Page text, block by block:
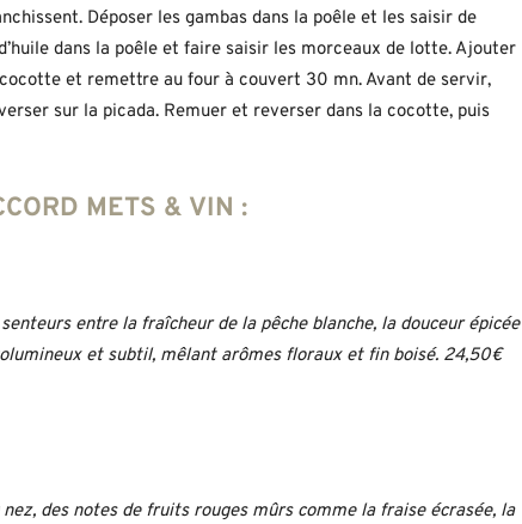
Déposer les gambas dans la poêle et les saisir de
dans la poêle et faire saisir les morceaux de lotte. Ajouter
et remettre au four à couvert 30 mn. Avant de servir,
sur la picada. Remuer et reverser dans la cocotte, puis
METS & VIN :
entre la fraîcheur de la pêche blanche, la douceur épicée
et subtil, mêlant arômes floraux et fin boisé. 24,50€
des notes de fruits rouges mûrs comme la fraise écrasée, la